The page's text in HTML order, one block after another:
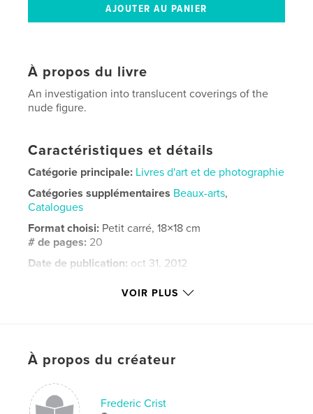
À propos du livre
An investigation into translucent coverings of the
nude figure.
Caractéristiques et détails
Catégorie principale: Livres d'art et de photographie
Catégories supplémentaires Beaux-arts,
Catalogues
Format choisi: Petit carré, 18×18 cm
# de pages: 20
Date de publication: oct 31, 2012
VOIR PLUS
À propos du créateur
Frederic Crist